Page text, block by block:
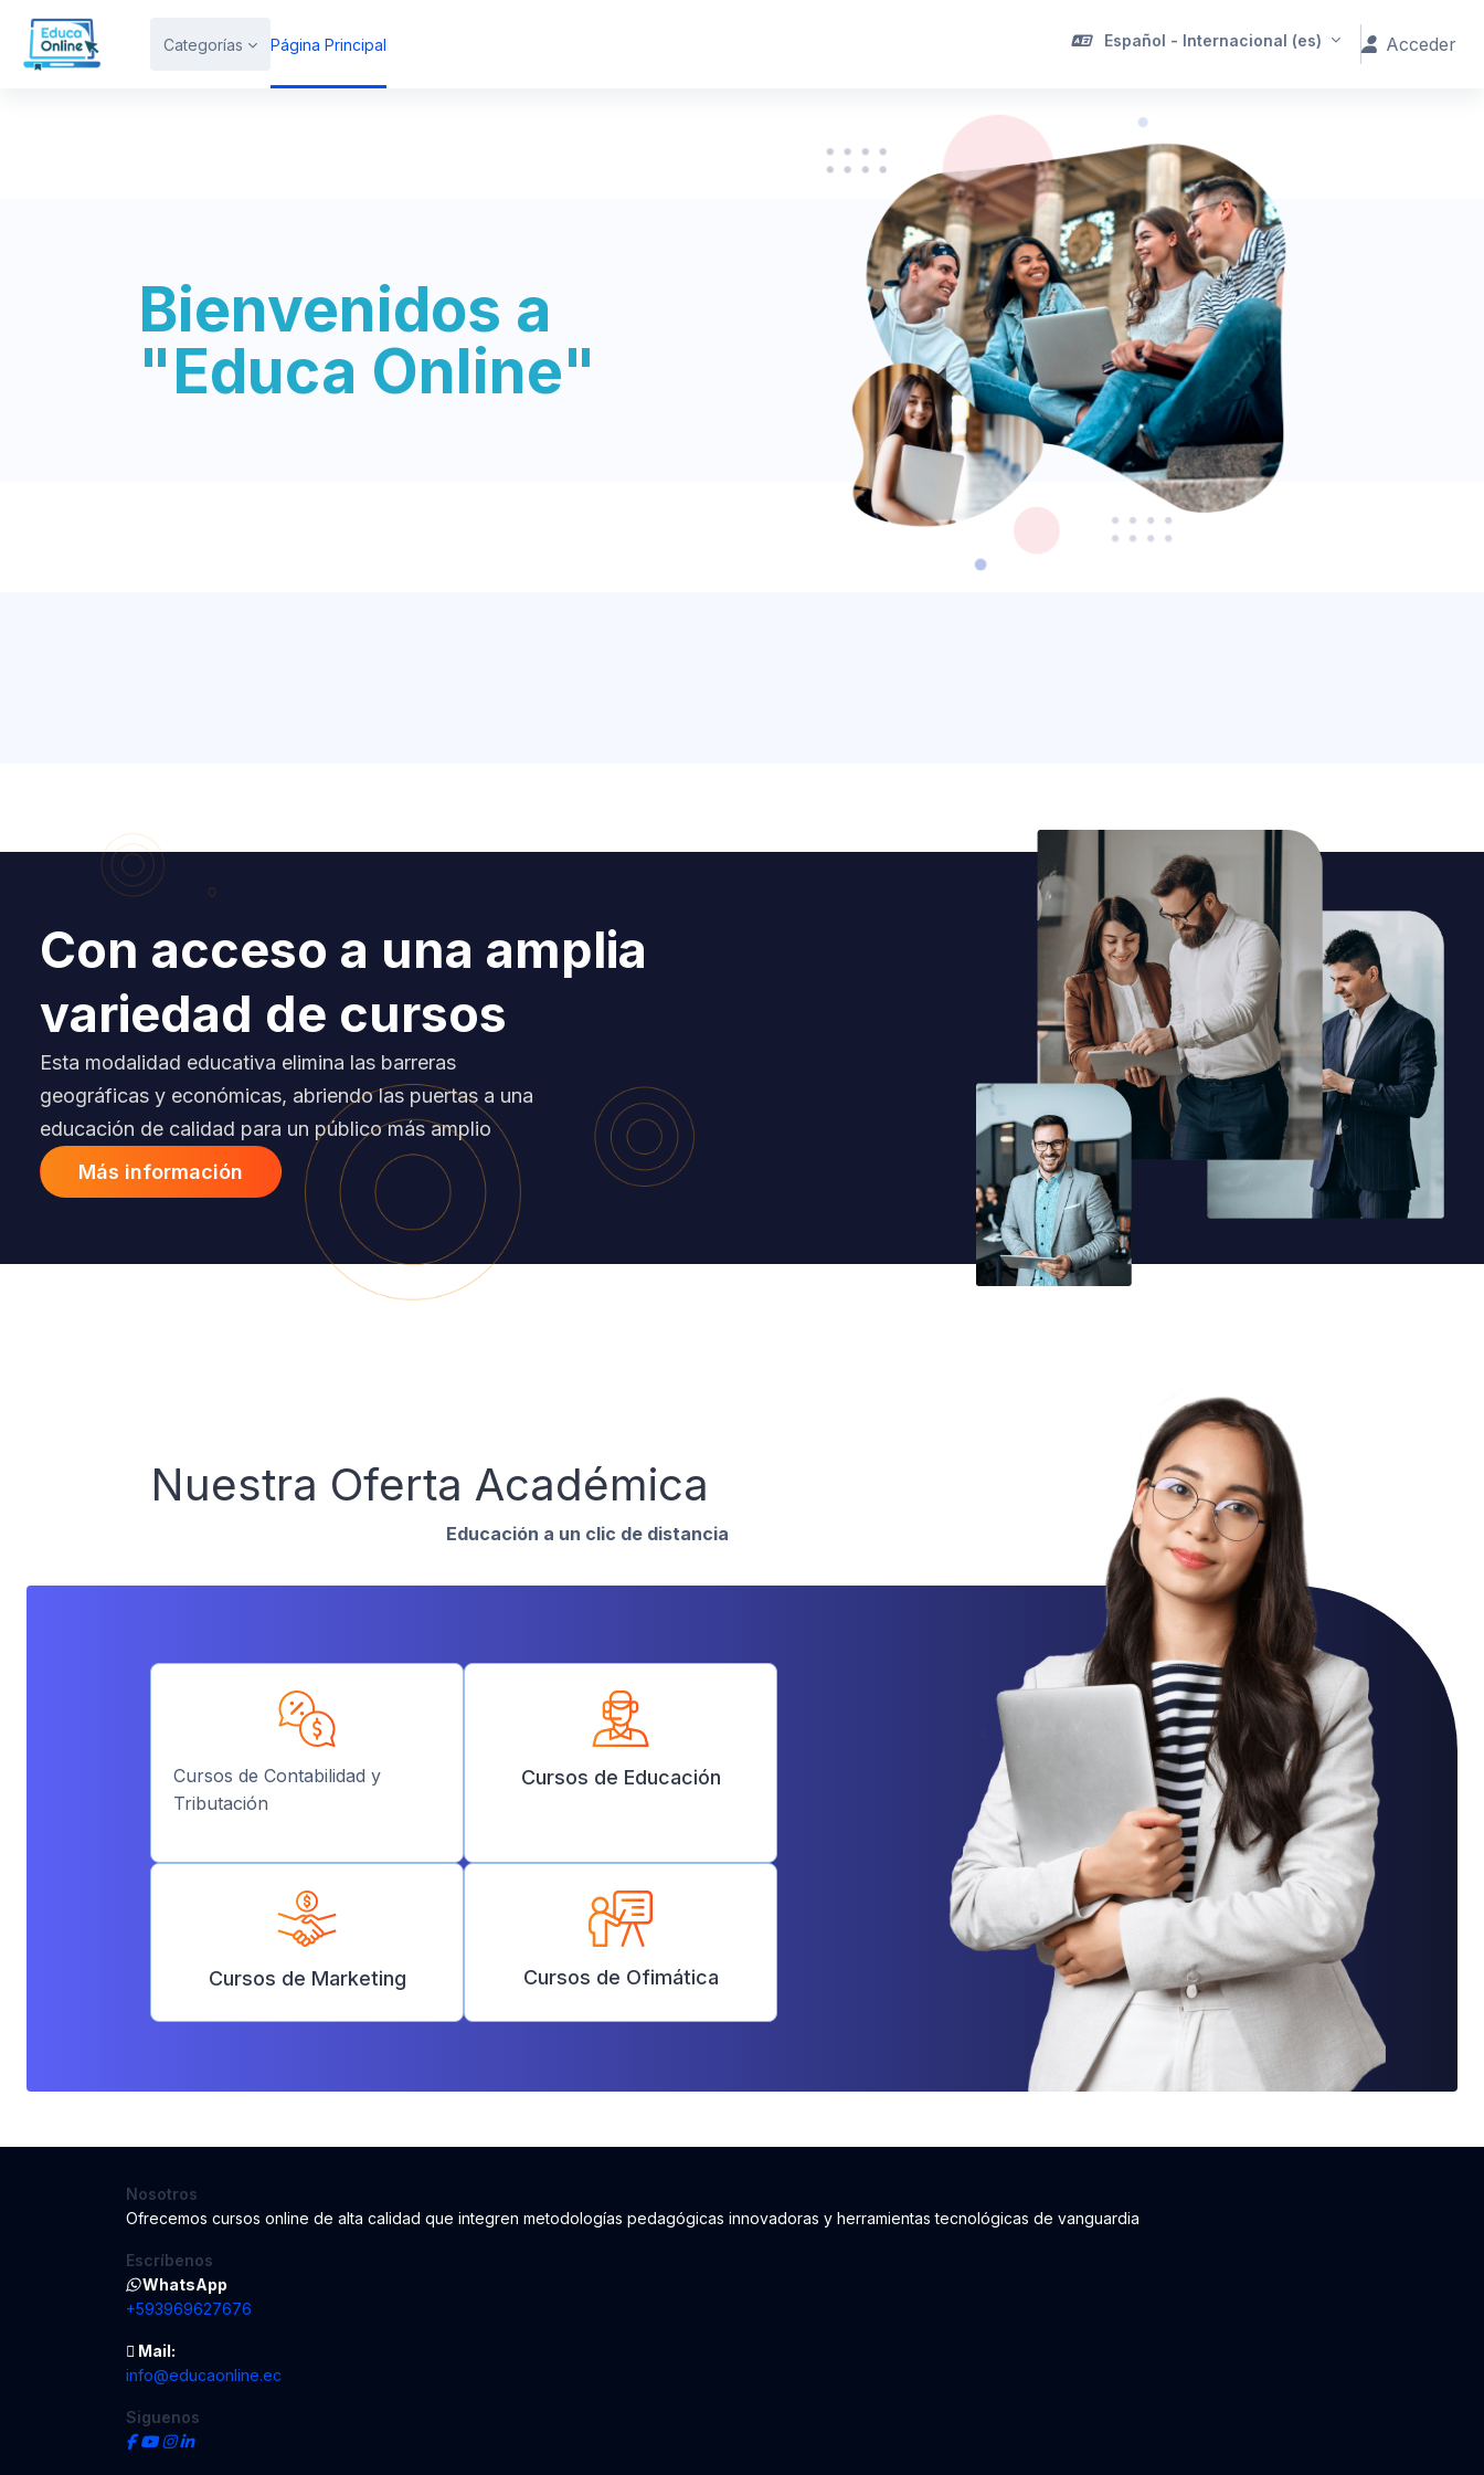
Salta al contenido principal
Categorías Página Principal Español - Internacional ‎(es)‎ Acceder
Bienvenidos a
"Educa Online"
Con acceso a una amplia
variedad de cursos
Esta modalidad educativa elimina las barreras
geográficas y económicas, abriendo las puertas a una
educación de calidad para un público más amplio
Más información
Nuestra Oferta Académica
Educación a un clic de distancia
Cursos de Contabilidad y
Tributación
Cursos de Educación
Cursos de Marketing Cursos de Ofimática
Nosotros
Ofrecemos cursos online de alta calidad que integren metodologías pedagógicas innovadoras y herramientas tecnológicas de vanguardia
Escríbenos
WhatsApp
+593969627676
Mail:
info@educaonline.ec
Siguenos